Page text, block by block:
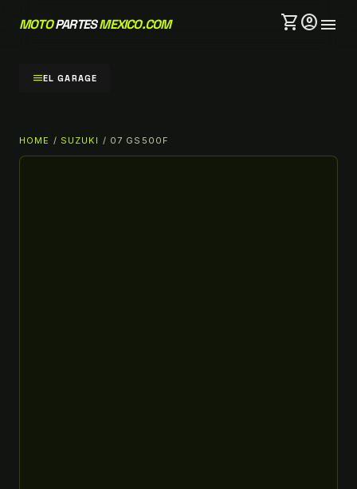
MOTOPARTESMEXICO.COM shopping_cartaccount_circlemenu
menuEL GARAGE
HOME / SUZUKI / 07 GS500F